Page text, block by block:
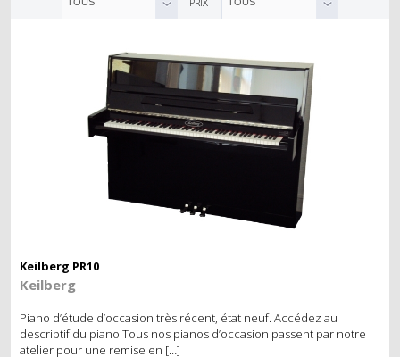
PORTABLES
ACCESSOIRES
BANQUETTES
MÉTRONOMES
DIVERS
PIANOS À QUEUE
Keilberg PR10
Keilberg
Piano d’étude d’occasion très récent, état neuf. Accédez au
descriptif du piano Tous nos pianos d’occasion passent par notre
atelier pour une remise en […]